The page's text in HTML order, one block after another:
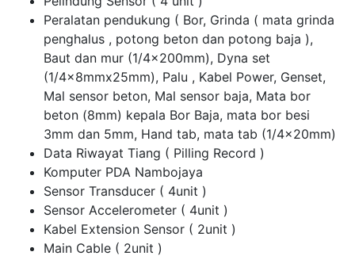
Peralatan pendukung ( Bor, Grinda ( mata grinda
penghalus , potong beton dan potong baja ),
Baut dan mur (1/4x200mm), Dyna set
(1/4x8mmx25mm), Palu , Kabel Power, Genset,
Mal sensor beton, Mal sensor baja, Mata bor
beton (8mm) kepala Bor Baja, mata bor besi
3mm dan 5mm, Hand tab, mata tab (1/4x20mm)
Data Riwayat Tiang ( Pilling Record )
Komputer PDA Nambojaya
Sensor Transducer ( 4unit )
Sensor Accelerometer ( 4unit )
Kabel Extension Sensor ( 2unit )
Main Cable ( 2unit )